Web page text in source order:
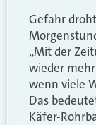
Gefahr
„Mit der
wieder
wenn viele
Das
Käfer-